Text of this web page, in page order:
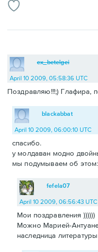
ex_betelgei
April 10 2009, 05:58:36 UTC
Поздравляю!!!;) Глафира,
blackabbat
April 10 2009, 06:00:10 UTC
спасибо.
у молдаван модно
мы подумываем об
fefela07
April 10 2009, 06:56:43 UTC
Мои поздравления ))))))
Можно Марией-
наследница литературы